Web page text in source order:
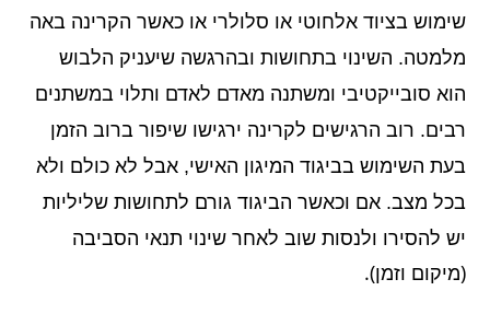
שימוש בציוד אלחוטי או סלולרי או כאשר הקרינה באה
מלמטה. השינויבתחושות ובהרגשה שיעניק הלבוש
הוא סובייקטיבי ומשתנה מאדם לאדם ותלוי במשתנים
רבים. רוב הרגישים לקרינה ירגישו שיפור ברוב הזמן
בעת השימוש בביגוד המיגון האישי, אבל לא כולם ולא
בכל מצב.אם וכאשר הביגוד גורם לתחושות שליליות
יש להסירו ולנסות שוב לאחר שינוי תנאי הסביבה
(מיקום וזמן).